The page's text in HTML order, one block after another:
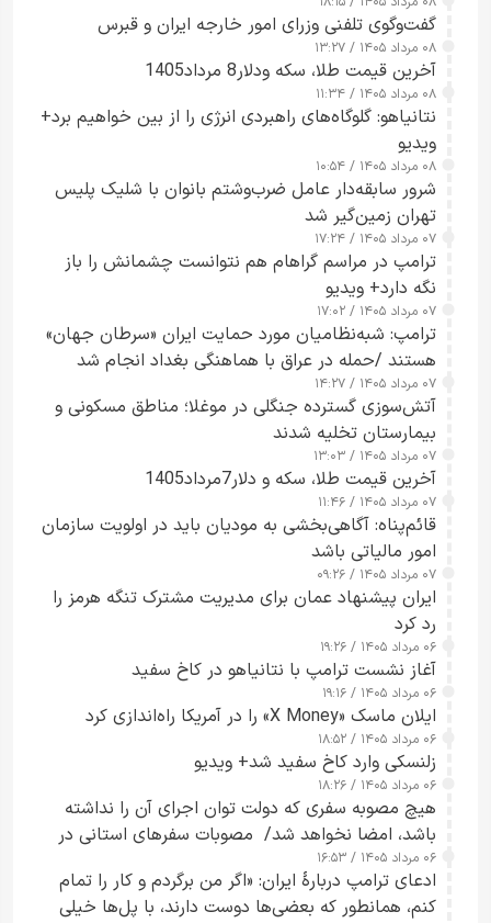
گفت‌وگوی تلفنی وزرای امور خارجه ایران و قبرس
۰۸ مرداد ۱۴۰۵ / ۱۳:۲۷
آخرین قیمت طلا، سکه ودلار8 مرداد1405
۰۸ مرداد ۱۴۰۵ / ۱۱:۳۴
نتانیاهو: گلوگاه‌های راهبردی انرژی را از بین خواهیم برد+
ویدیو
۰۸ مرداد ۱۴۰۵ / ۱۰:۵۴
شرور سابقه‌دار عامل ضرب‌وشتم بانوان با شلیک پلیس
تهران زمین‌گیر شد
۰۷ مرداد ۱۴۰۵ / ۱۷:۲۴
ترامپ در مراسم گراهام هم نتوانست چشمانش را باز
نگه دارد+ ویدیو
۰۷ مرداد ۱۴۰۵ / ۱۷:۰۲
ترامپ: شبه‌نظامیان مورد حمایت ایران «سرطان جهان»
هستند /حمله در عراق با هماهنگی بغداد انجام شد
۰۷ مرداد ۱۴۰۵ / ۱۴:۲۷
آتش‌سوزی گسترده جنگلی در موغلا؛ مناطق مسکونی و
بیمارستان تخلیه شدند
۰۷ مرداد ۱۴۰۵ / ۱۳:۰۳
آخرین قیمت طلا، سکه و دلار7مرداد1405
۰۷ مرداد ۱۴۰۵ / ۱۱:۴۶
قائم‌پناه: آگاهی‌بخشی به مودیان باید در اولویت سازمان
امور مالیاتی باشد
۰۷ مرداد ۱۴۰۵ / ۰۹:۲۶
ایران پیشنهاد عمان برای مدیریت مشترک تنگه هرمز را
رد کرد
۰۶ مرداد ۱۴۰۵ / ۱۹:۲۶
آغاز نشست ترامپ با نتانیاهو در کاخ سفید
۰۶ مرداد ۱۴۰۵ / ۱۹:۱۶
ایلان ماسک «X Money» را در آمریکا راه‌اندازی کرد
۰۶ مرداد ۱۴۰۵ / ۱۸:۵۲
زلنسکی وارد کاخ سفید شد+ ویدیو
۰۶ مرداد ۱۴۰۵ / ۱۸:۲۶
هیچ مصوبه سفری که دولت توان اجرای آن را نداشته
باشد، امضا نخواهد شد/ مصوبات سفرهای استانی در
چارچوب قانون بودجه است+ عکس
۰۶ مرداد ۱۴۰۵ / ۱۶:۵۳
ادعای ترامپ دربارهٔ ایران: «اگر من برگردم و کار را تمام
کنم، همانطور که بعضی‌ها دوست دارند، با پل‌ها خیلی